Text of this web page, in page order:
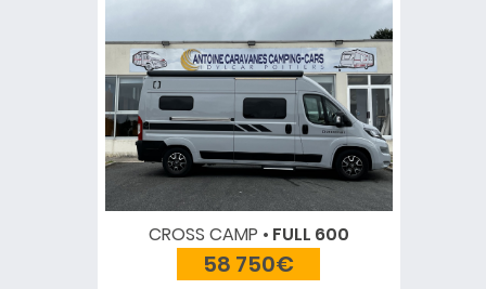
CROSS CAMP FULL 600
58 750€